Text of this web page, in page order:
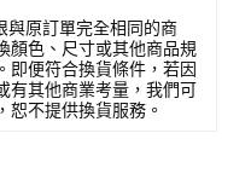
與原訂單完全相同的商
顏色、尺寸或其他商品規
即便符合換貨條件，若因
有其他商業考量，我們可
恕不提供換貨服務。